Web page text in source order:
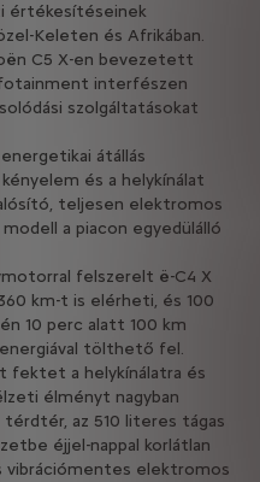
értékesítéseinek
Keleten és Afrikában.
C5 X-en bevezetett
interfészen
szolgáltatásokat
átállás
és a helykínálat
teljesen elektromos
a piacon egyedülálló
felszerelt ë-C4 X
km-t is elérheti, és 100
10 perc alatt 100 km
tölthető fel.
fektet a helykínálatra és
élményt nagyban
az 510 literes tágas
éjjel-nappal korlátlan
elektromos